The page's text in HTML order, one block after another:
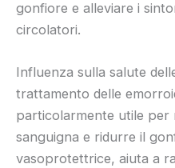
gonfiore e alleviare i
circolatori.
Influenza sulla salute
trattamento delle
particolarmente utile per
sanguigna e ridurre il
vasoprotettrice, aiuta a